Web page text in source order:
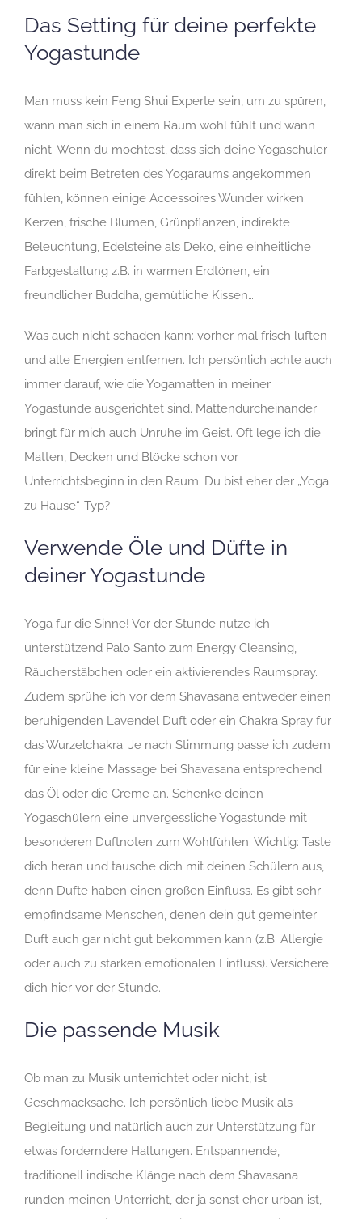
Das Setting für deine perfekte
Yogastunde
Man muss kein Feng Shui Experte sein, um zu spüren,
wann man sich in einem Raum wohl fühlt und wann
nicht. Wenn du möchtest, dass sich deine Yogaschüler
direkt beim Betreten des Yogaraums angekommen
fühlen, können einige Accessoires Wunder wirken:
Kerzen, frische Blumen, Grünpflanzen, indirekte
Beleuchtung, Edelsteine als Deko, eine einheitliche
Farbgestaltung z.B. in warmen Erdtönen, ein
freundlicher Buddha, gemütliche Kissen…
Was auch nicht schaden kann: vorher mal frisch lüften
und alte Energien entfernen. Ich persönlich achte auch
immer darauf, wie die Yogamatten in meiner
Yogastunde ausgerichtet sind. Mattendurcheinander
bringt für mich auch Unruhe im Geist. Oft lege ich die
Matten, Decken und Blöcke schon vor
Unterrichtsbeginn in den Raum. Du bist eher der „Yoga
zu Hause“-Typ?
Verwende Öle und Düfte in
deiner Yogastunde
Yoga für die Sinne! Vor der Stunde nutze ich
unterstützend Palo Santo zum Energy Cleansing,
Räucherstäbchen oder ein aktivierendes Raumspray.
Zudem sprühe ich vor dem Shavasana entweder einen
beruhigenden Lavendel Duft oder ein Chakra Spray für
das Wurzelchakra. Je nach Stimmung passe ich zudem
für eine kleine Massage bei Shavasana entsprechend
das Öl oder die Creme an. Schenke deinen
Yogaschülern eine unvergessliche Yogastunde mit
besonderen Duftnoten zum Wohlfühlen. Wichtig: Taste
dich heran und tausche dich mit deinen Schülern aus,
denn Düfte haben einen großen Einfluss. Es gibt sehr
empfindsame Menschen, denen dein gut gemeinter
Duft auch gar nicht gut bekommen kann (z.B. Allergie
oder auch zu starken emotionalen Einfluss). Versichere
dich hier vor der Stunde.
Die passende Musik
Ob man zu Musik unterrichtet oder nicht, ist
Geschmacksache. Ich persönlich liebe Musik als
Begleitung und natürlich auch zur Unterstützung für
etwas forderndere Haltungen. Entspannende,
traditionell indische Klänge nach dem Shavasana
runden meinen Unterricht, der ja sonst eher urban ist,